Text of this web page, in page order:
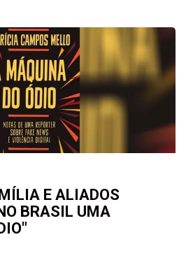
E ALIADOS
BRASIL UMA